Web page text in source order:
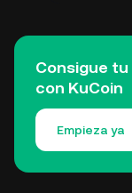
Consigue tu
con KuCoin
Empieza ya